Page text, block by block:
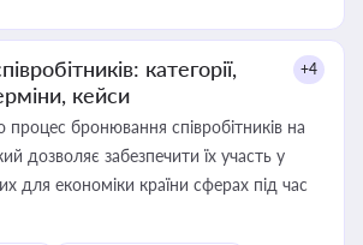
категорії,
кейси
+4
процес бронювання співробітників на
дозволяє забезпечити їх участь у
для економіки країни сферах під час